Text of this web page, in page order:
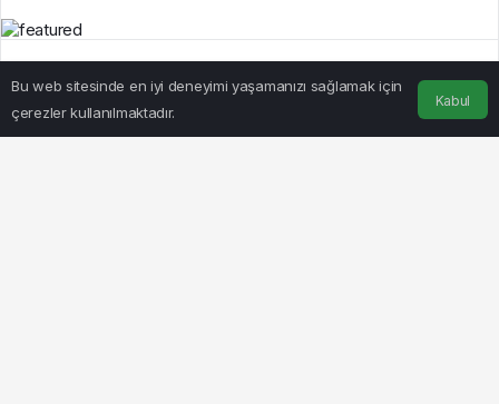
BEĞEN PAYLAŞ
Bu web sitesinde en iyi deneyimi yaşamanızı sağlamak için
çerezler kullanılmaktadır.
Kabul
Anasayfa Hesabım